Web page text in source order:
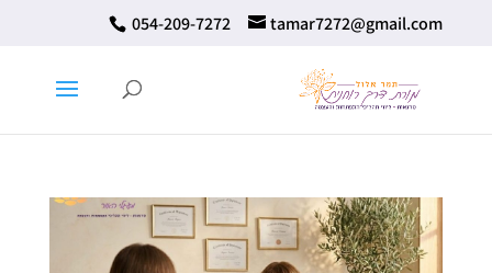
⁦ 054-209-7272⁩ tamar7272@gmail.com